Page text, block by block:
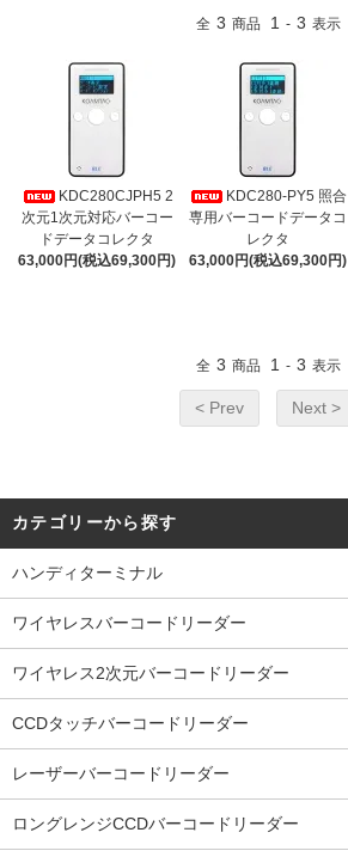
全 3 商品 1 - 3 表示
KDC280CJPH5 2
次元1次元対応バーコー
ドデータコレクタ
63,000円(税込69,300円)
KDC280-PY5 照合
専用バーコードデータコ
レクタ
63,000円(税込69,300円)
全 3 商品 1 - 3 表示
< Prev Next >
カテゴリーから探す
ハンディターミナル
ワイヤレスバーコードリーダー
ワイヤレス2次元バーコードリーダー
CCDタッチバーコードリーダー
レーザーバーコードリーダー
ロングレンジCCDバーコードリーダー